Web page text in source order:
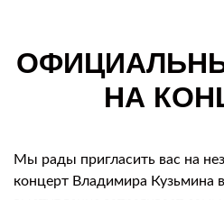
НА
Мы рады пригласить вас на
концерт Владимира Кузьмина